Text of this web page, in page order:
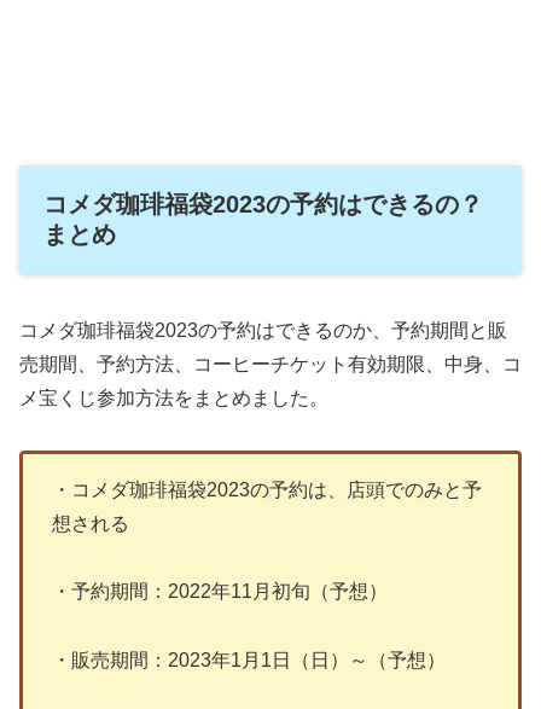
コメダ珈琲福袋2023の予約はできるの？
まとめ
コメダ珈琲福袋2023の予約はできるのか、予約期間と販
売期間、予約方法、コーヒーチケット有効期限、中身、コ
メ宝くじ参加方法をまとめました。
・コメダ珈琲福袋2023の予約は、店頭でのみと予
想される
・予約期間：2022年11月初旬（予想）
・販売期間：2023年1月1日（日）～（予想）